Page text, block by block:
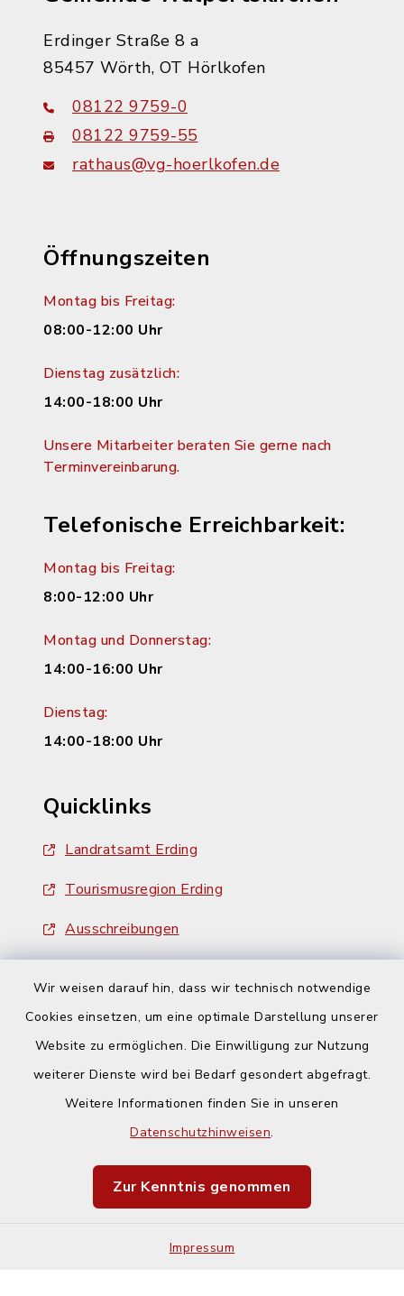
Wir weisen darauf hin, dass wir technisch notwendige
Cookies einsetzen, um eine optimale Darstellung unserer
Website zu ermöglichen. Die Einwilligung zur Nutzung
weiterer Dienste wird bei Bedarf gesondert abgefragt.
Weitere Informationen finden Sie in unseren
Datenschutzhinweisen.
Zur Kenntnis genommen
Impressum
Erdinger Straße 8 a
85457 Wörth, OT Hörlkofen
08122 9759-0
08122 9759-55
rathaus@vg-hoerlkofen.de
Öffnungszeiten
Montag bis Freitag:
08:00-12:00 Uhr
Dienstag zusätzlich:
14:00-18:00 Uhr
Unsere Mitarbeiter beraten Sie gerne nach
Terminvereinbarung.
Telefonische Erreichbarkeit:
Montag bis Freitag:
8:00-12:00 Uhr
Montag und Donnerstag:
14:00-16:00 Uhr
Dienstag:
14:00-18:00 Uhr
Quicklinks
Landratsamt Erding
Tourismusregion Erding
Ausschreibungen
Barrierefreiheit
Impressum
Sitemap